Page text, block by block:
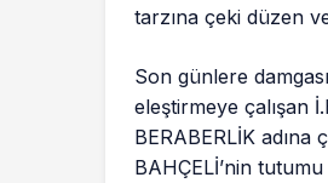
tarzına çeki düzen
Son günlere
eleştirmeye çalışan
BERABERLİK
BAHÇELİ’nin